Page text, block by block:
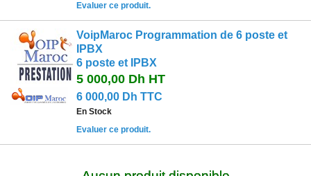
Evaluer ce produit.
VoipMaroc Programmation de 6 poste et
IPBX
6 poste et IPBX
5 000,00 Dh HT
6 000,00 Dh TTC
En Stock
Evaluer ce produit.